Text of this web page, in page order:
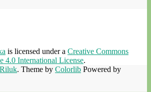
is licensed under a Creative Commons
4.0 International License.
. Theme by Colorlib Powered by